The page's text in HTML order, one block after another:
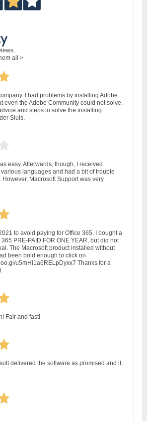
all >
I had problems by installing Adobe
even the Adobe Community could not solve.
and steps to solve the installing
Sluis.
easy. Afterwards, though, I received
languages and had a bit of trouble
Macrosoft Support was very
to avoid paying for Office 365. I bought a
PRE-PAID FOR ONE YEAR, but did not
The Macrosoft product installed without
been bold enough to click on
u5mHi1a6RELpDyxx7 Thanks for a
Fair and fast!
delivered the software as promised and it